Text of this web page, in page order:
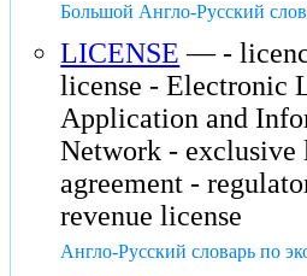
Большой Англо-Русский
LICENSE — -
license - Electronic
Application and
Network - exclusive
agreement -
revenue license
Англо-Русский словарь по